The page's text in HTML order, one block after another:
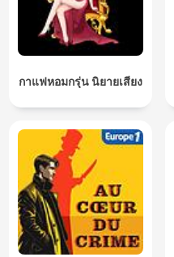
กาแฟหอมกรุ่น นิยายเสียง